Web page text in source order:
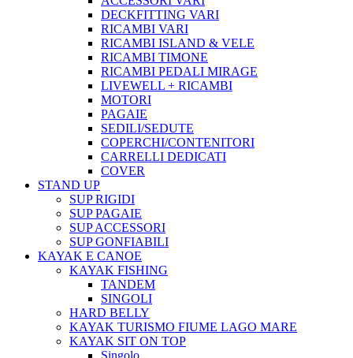
DECKFITTING VARI
RICAMBI VARI
RICAMBI ISLAND & VELE
RICAMBI TIMONE
RICAMBI PEDALI MIRAGE
LIVEWELL + RICAMBI
MOTORI
PAGAIE
SEDILI/SEDUTE
COPERCHI/CONTENITORI
CARRELLI DEDICATI
COVER
STAND UP
SUP RIGIDI
SUP PAGAIE
SUP ACCESSORI
SUP GONFIABILI
KAYAK E CANOE
KAYAK FISHING
TANDEM
SINGOLI
HARD BELLY
KAYAK TURISMO FIUME LAGO MARE
KAYAK SIT ON TOP
Singolo